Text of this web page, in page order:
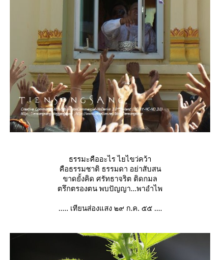
ธรรมะคืออะไร ไยไขว่คว้า
คือธรรมชาติ ธรรมดา อย่าสับสน
ขาดยั้งคิด ศรัทธาจริต ติดกมล
ตรึกตรองตน พบปัญญา...พาอำไพ
..... เทียนส่องแสง ๒๙ ก.ค. ๕๕ ....